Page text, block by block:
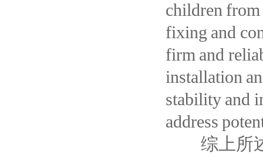
children
fixing and
firm and
installation
stability and
address
综上所述